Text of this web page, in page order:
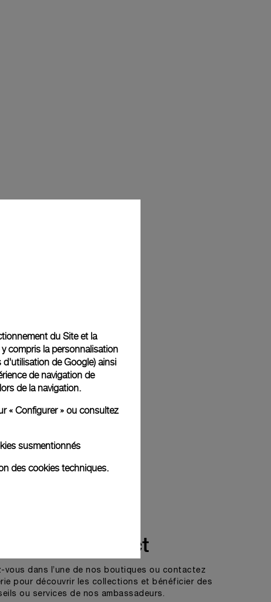
Prendre contact
vous dans l’une de nos boutiques ou contactez
pour découvrir les collections et bénéficier des
ou services de nos ambassadeurs.
du Site et la
compris la personnalisation
d'utilisation de Google) ainsi
de navigation de
de la navigation.
« Configurer » ou consultez
susmentionnés
des cookies techniques.